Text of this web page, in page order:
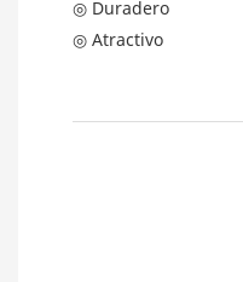
◎ Duradero
◎ Atractivo